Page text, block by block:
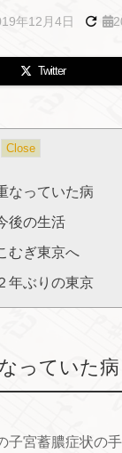
年12月4日 
Twitter
なっていた病
後の生活
むぎ東京へ
年ぶりの東京
っていた病
子宮蓄膿症状の